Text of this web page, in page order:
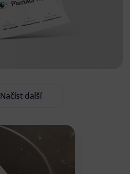
Načíst další